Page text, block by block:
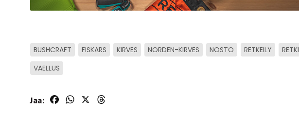
BUSHCRAFT FISKARS KIRVES NORDEN-KIRVES NOSTO RETKEILY RETKI
VAELLUS
Jaa: FacebookWhatsApp